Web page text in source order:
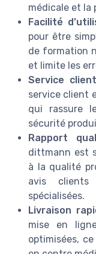
médicale et la
Facilité
pour être
de formation
et limite les
Service
service client
qui rassure
sécurité
Rapport
dittmann est
à la qualité
avis clients
spécialisées.
Livraison
mise en
optimisées,